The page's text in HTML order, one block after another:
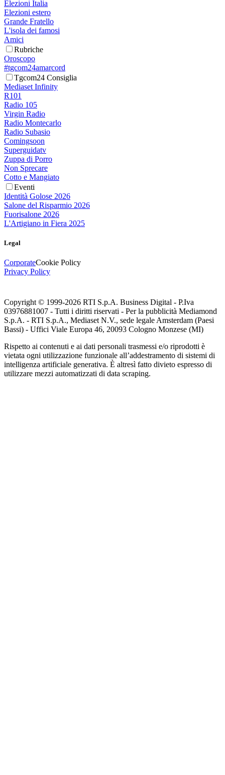
Elezioni Italia
Elezioni estero
Grande Fratello
L'isola dei famosi
Amici
Rubriche
Oroscopo
#tgcom24amarcord
Tgcom24 Consiglia
Mediaset Infinity
R101
Radio 105
Virgin Radio
Radio Montecarlo
Radio Subasio
Comingsoon
Superguidatv
Zuppa di Porro
Non Sprecare
Cotto e Mangiato
Eventi
Identità Golose 2026
Salone del Risparmio 2026
Fuorisalone 2026
L'Artigiano in Fiera 2025
Legal
CorporateCookie Policy
Privacy Policy
Copyright © 1999-2026 RTI S.p.A. Business Digital - P.Iva
03976881007 - Tutti i diritti riservati - Per la pubblicità Mediamond
S.p.A. - RTI S.p.A., Mediaset N.V., sede legale Amsterdam (Paesi
Bassi) - Uffici Viale Europa 46, 20093 Cologno Monzese (MI)
Rispetto ai contenuti e ai dati personali trasmessi e/o riprodotti è
vietata ogni utilizzazione funzionale all’addestramento di sistemi di
intelligenza artificiale generativa. È altresì fatto divieto espresso di
utilizzare mezzi automatizzati di data scraping.